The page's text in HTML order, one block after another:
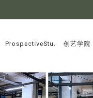
:::
ProspectiveStu. 创艺学院